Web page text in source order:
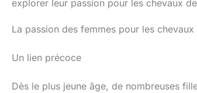
explorer leur passion pour les chevaux
La passion des femmes pour les chevaux
Un lien précoce
Dès le plus jeune âge, de nombreuses